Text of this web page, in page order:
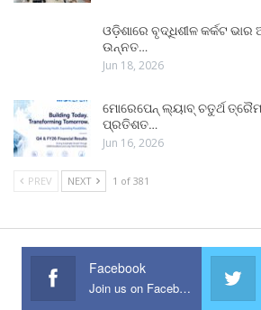
ଓଡ଼ିଶାରେ ବୃଦ୍ଧିଶୀଳ କର୍କଟ
ଉନ୍ନତ…
Jun 18, 2026
ମୋରେପେନ୍ ଲ୍ୟାବ୍ ଚତୁର୍ଥ
ପ୍ରତିଶତ…
Jun 16, 2026
PREV NEXT 1 of 381
Facebook
Join us on Facebook